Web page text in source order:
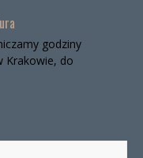
godziny
Krakowie, do